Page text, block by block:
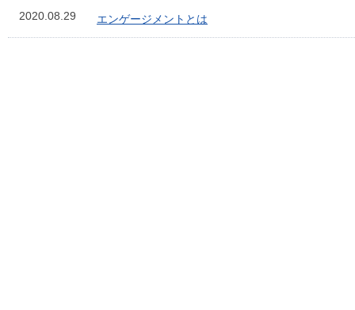
2020.08.29 エンゲージメントとは